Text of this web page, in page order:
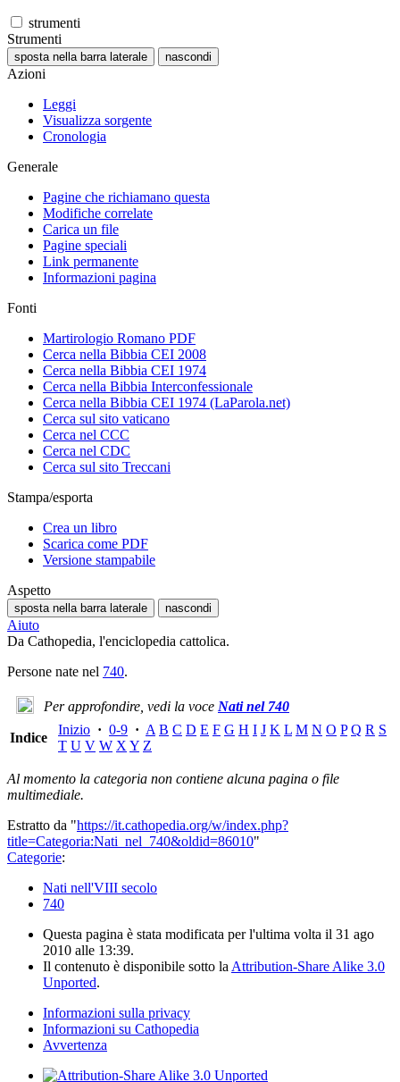
strumenti
Strumenti
sposta nella barra laterale nascondi
Azioni
Leggi
Visualizza sorgente
Cronologia
Generale
Pagine che richiamano questa
Modifiche correlate
Carica un file
Pagine speciali
Link permanente
Informazioni pagina
Fonti
Martirologio Romano PDF
Cerca nella Bibbia CEI 2008
Cerca nella Bibbia CEI 1974
Cerca nella Bibbia Interconfessionale
Cerca nella Bibbia CEI 1974 (LaParola.net)
Cerca sul sito vaticano
Cerca nel CCC
Cerca nel CDC
Cerca sul sito Treccani
Stampa/esporta
Crea un libro
Scarica come PDF
Versione stampabile
Aspetto
sposta nella barra laterale nascondi
Aiuto
Da Cathopedia, l'enciclopedia cattolica.
Persone nate nel 740.
Per approfondire, vedi la voce Nati nel 740
Indice
Inizio · 0-9 · A B C D E F G H I J K L M N O P Q R S
T U V W XY Z
Al momento la categoria non contiene alcuna pagina o file
multimediale.
Estratto da "https://it.cathopedia.org/w/index.php?
title=Categoria:Nati_nel_740&oldid=86010"
Categorie:
Nati nell'VIII secolo
740
Questa pagina è stata modificata per l'ultima volta il 31 ago
2010 alle 13:39.
Il contenuto è disponibile sotto laAttribution-Share Alike 3.0
Unported.
Informazioni sulla privacy
Informazioni su Cathopedia
Avvertenza